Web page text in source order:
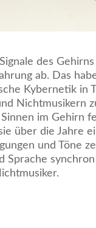
des
ab. Das
Kybernetik in
Nichtmusikern
im Gehirn
über die Jahre
und Töne
Sprache